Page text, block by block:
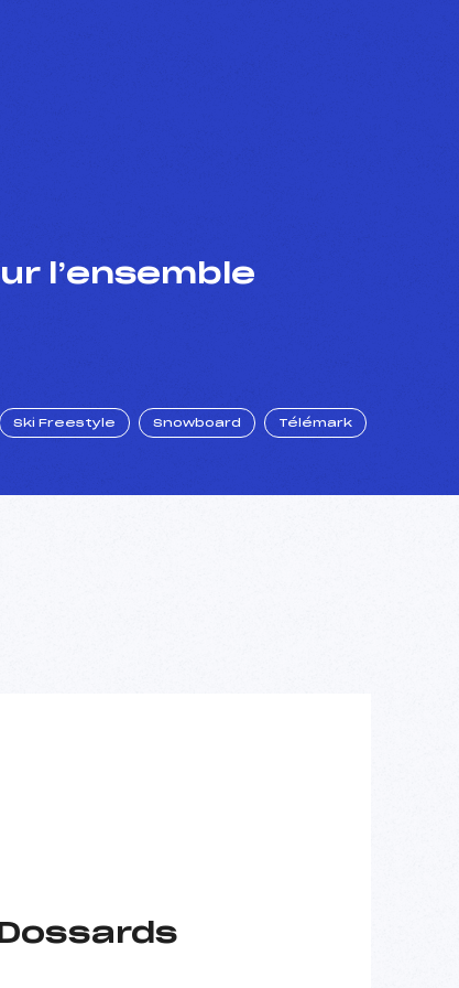
l’ensemble
Ski Freestyle Snowboard Télémark
Dossards